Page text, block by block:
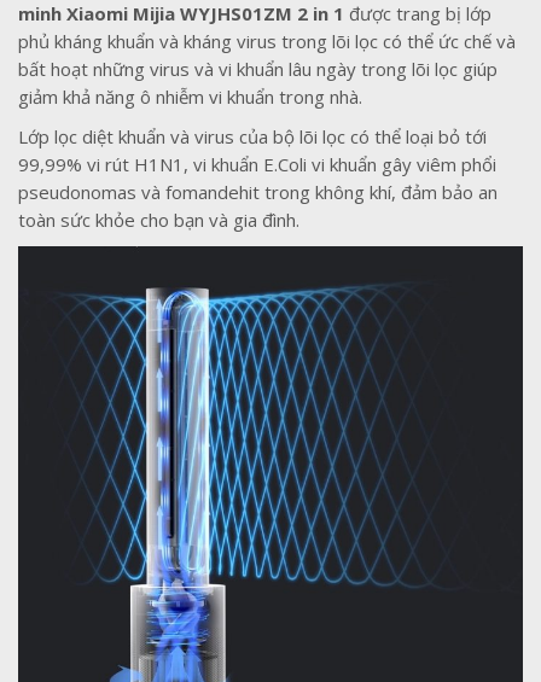
minh Xiaomi Mijia WYJHS01ZM 2 in 1 được trang bị lớp
phủ kháng khuẩn và kháng virus trong lõi lọc có thể ức chế và
bất hoạt những virus và vi khuẩn lâu ngày trong lõi lọc giúp
giảm khả năng ô nhiễm vi khuẩn trong nhà.
Lớp lọc diệt khuẩn và virus của bộ lõi lọc có thể loại bỏ tới
99,99% vi rút H1N1, vi khuẩn E.Coli vi khuẩn gây viêm phổi
pseudonomas và fomandehit trong không khí, đảm bảo an
toàn sức khỏe cho bạn và gia đình.